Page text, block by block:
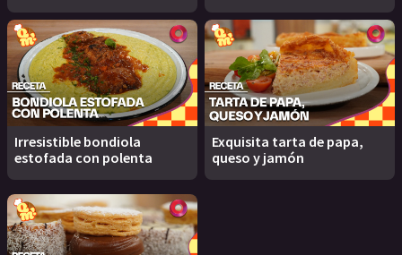
Irresistible bondiola
estofada con polenta
Exquisita tarta de papa,
queso y jamón